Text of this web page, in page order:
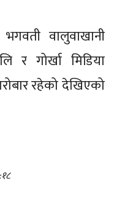
भगवती वालुवाखानी
र गोर्खा मिडिया
रहेको देखिएको